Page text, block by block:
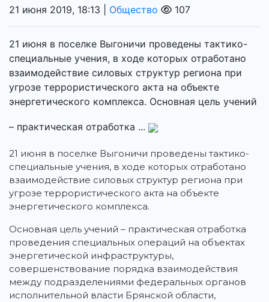
21 июня 2019, 18:13 | Общество 107
21 июня в поселке Выгоничи проведены тактико-
специальные учения, в ходе которых отработано
взаимодействие силовых структур региона при
угрозе террористического акта на объекте
энергетического комплекса. Основная цель учений
– практическая отработка ...
21 июня в поселке Выгоничи проведены тактико-
специальные учения, в ходе которых отработано
взаимодействие силовых структур региона при
угрозе террористического акта на объекте
энергетического комплекса.
Основная цель учений – практическая отработка
проведения специальных операций на объектах
энергетической инфраструктуры,
совершенствование порядка взаимодействия
между подразделениями федеральных органов
исполнительной власти Брянской области,